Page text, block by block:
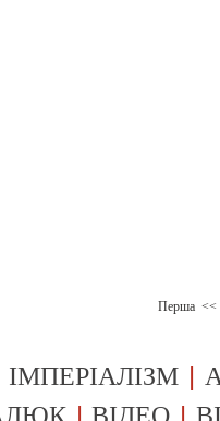
Перша <<
ІМПЕРІАЛІЗМ |
| |